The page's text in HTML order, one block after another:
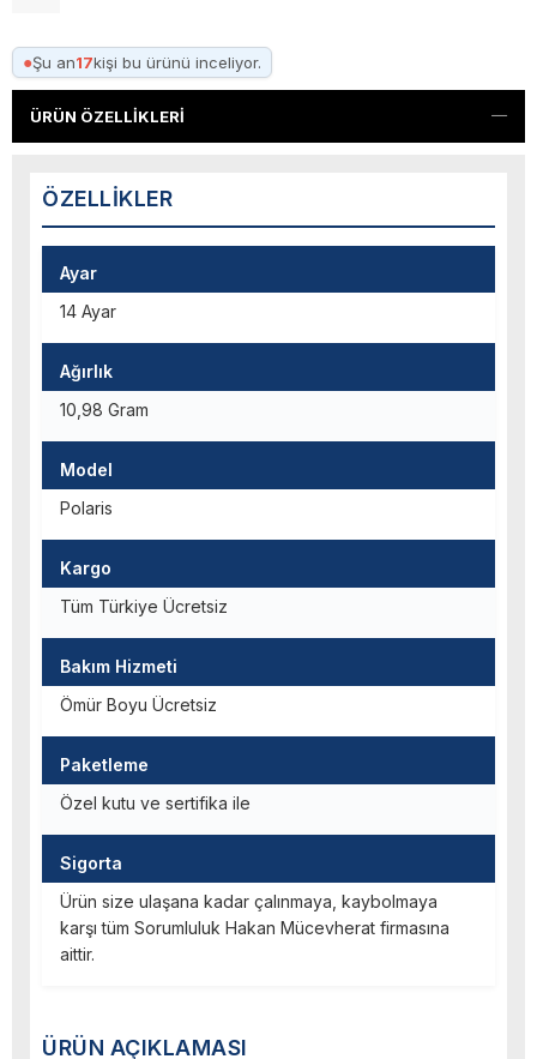
●Şu an17kişi bu ürünü inceliyor.
ÜRÜN ÖZELLIKLERI
ÜRÜN AÇIKLAMASI
ÖZELLIKLER
Ayar
14 Ayar
Ağırlık
10,98 Gram
Model
Polaris
Kargo
Tüm Türkiye Ücretsiz
Bakım Hizmeti
Ömür Boyu Ücretsiz
Paketleme
Özel kutu ve sertifika ile
Sigorta
Ürün size ulaşana kadar çalınmaya, kaybolmaya
karşı tüm Sorumluluk Hakan Mücevherat firmasına
aittir.